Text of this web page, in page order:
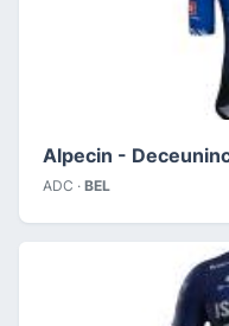
Alpecin -
ADC · BEL